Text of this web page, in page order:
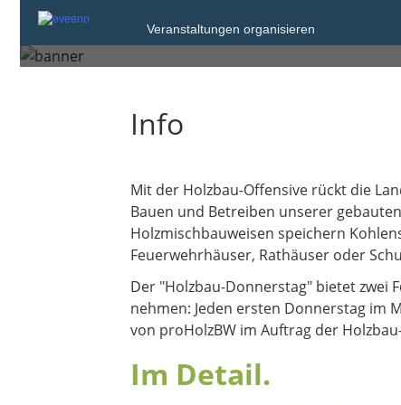
Veranstaltungen organisieren
Donnerstag, 12. Feb. 2026
Info
Mit der Holzbau-Offensive rückt die
Bauen und Betreiben unserer
Holzmischbauweisen speichern
Feuerwehrhäuser, Rathäuser oder
Der "Holzbau-Donnerstag" bietet zwei
nehmen: Jeden ersten Donnerstag im
von proHolzBW im Auftrag der
Im Detail.